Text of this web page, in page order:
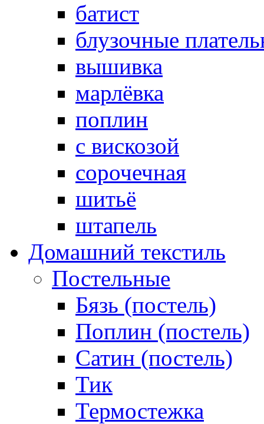
батист
блузочные
вышивка
марлёвка
поплин
с вискозой
сорочечная
шитьё
штапель
Домашний текстиль
Постельные
Бязь (постель)
Поплин (постель)
Сатин (постель)
Тик
Термостежка